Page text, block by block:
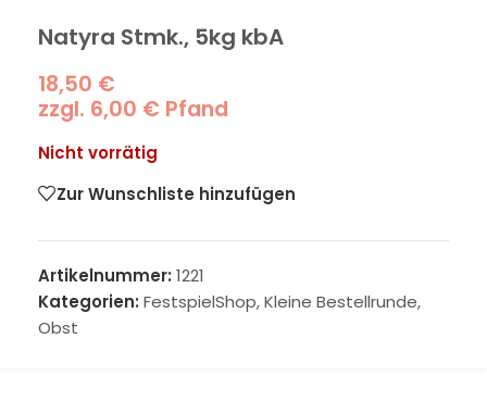
Natyra Stmk., 5kg kbA
18,50 €
zzgl. 6,00 € Pfand
Nicht vorrätig
Zur Wunschliste hinzufügen
Artikelnummer: 1221
Kategorien: FestspielShop,Kleine Bestellrunde,
Obst